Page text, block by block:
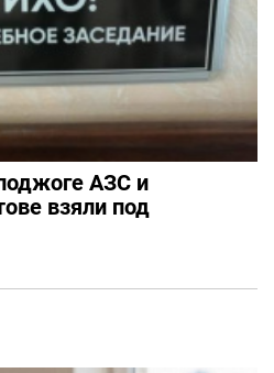
АЗС и
взяли под